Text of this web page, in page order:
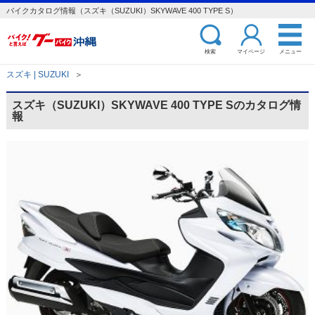
バイクカタログ情報（スズキ（SUZUKI）SKYWAVE 400 TYPE S）
検索 マイページ メニュー
スズキ | SUZUKI ＞
スズキ（SUZUKI）SKYWAVE 400 TYPE Sのカタログ情
報